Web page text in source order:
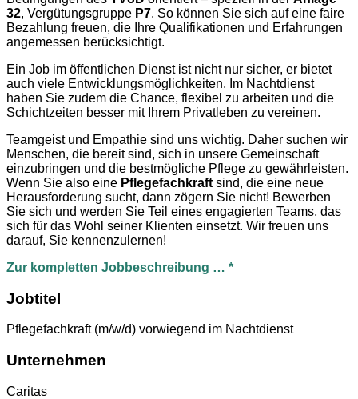
32, Vergütungsgruppe P7. So können Sie sich auf eine faire
Bezahlung freuen, die Ihre Qualifikationen und Erfahrungen
angemessen berücksichtigt.
Ein Job im öffentlichen Dienst ist nicht nur sicher, er bietet
auch viele Entwicklungsmöglichkeiten. Im Nachtdienst
haben Sie zudem die Chance, flexibel zu arbeiten und die
Schichtzeiten besser mit Ihrem Privatleben zu vereinen.
Teamgeist und Empathie sind uns wichtig. Daher suchen wir
Menschen, die bereit sind, sich in unsere Gemeinschaft
einzubringen und die bestmögliche Pflege zu gewährleisten.
Wenn Sie also eine Pflegefachkraft sind, die eine neue
Herausforderung sucht, dann zögern Sie nicht! Bewerben
Sie sich und werden Sie Teil eines engagierten Teams, das
sich für das Wohl seiner Klienten einsetzt. Wir freuen uns
darauf, Sie kennenzulernen!
Zur kompletten Jobbeschreibung … *
Jobtitel
Pflegefachkraft (m/w/d) vorwiegend im Nachtdienst
Unternehmen
Caritas